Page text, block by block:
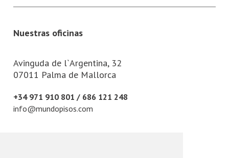
Nuestras oficinas
Avinguda de l`Argentina, 32
07011 Palma de Mallorca
+34 971 910 801 / 686 121 248
info@mundopisos.com